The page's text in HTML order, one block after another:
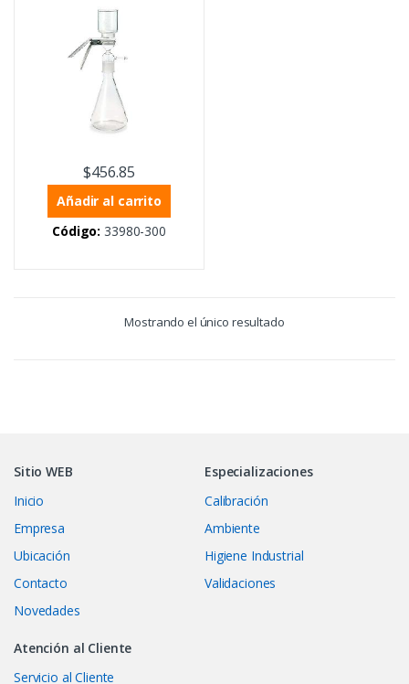
$456.85
Añadir al carrito
Código: 33980-300
Mostrando el único resultado
Sitio WEB
Inicio
Empresa
Ubicación
Contacto
Novedades
Especializaciones
Calibración
Ambiente
Higiene Industrial
Validaciones
Atención al Cliente
Servicio al Cliente